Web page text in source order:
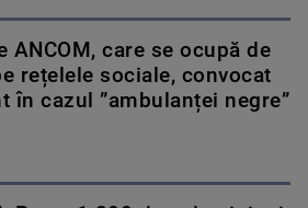
ANCOM, care se ocupă de
rețelele sociale, convocat
în cazul ”ambulanței negre”